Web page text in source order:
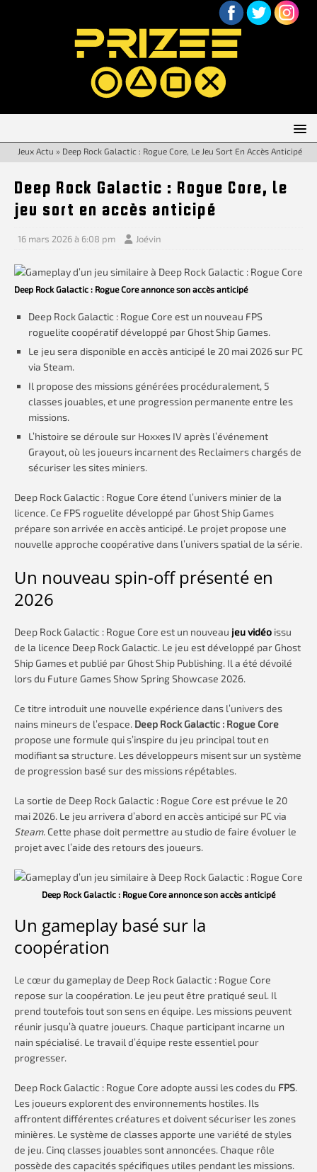
Jeux Actu » Deep Rock Galactic : Rogue Core, Le Jeu Sort En Accès Anticipé
Deep Rock Galactic : Rogue Core, le
jeu sort en accès anticipé
16 mars 2026 à 6:08 pm Joévin
Deep Rock Galactic : Rogue Core annonce son accès anticipé
Deep Rock Galactic : Rogue Core est un nouveau FPS
roguelite coopératif développé par Ghost Ship Games.
Le jeu sera disponible en accès anticipé le 20 mai 2026 sur PC
via Steam.
Il propose des missions générées procéduralement, 5
classes jouables, et une progression permanente entre les
missions.
L’histoire se déroule sur Hoxxes IV après l’événement
Grayout, où les joueurs incarnent des Reclaimers chargés de
sécuriser les sites miniers.
Deep Rock Galactic : Rogue Core étend l’univers minier de la
licence. Ce FPS roguelite développé par Ghost Ship Games
prépare son arrivée en accès anticipé. Le projet propose une
nouvelle approche coopérative dans l’univers spatial de la série.
Un nouveau spin-off présenté en
2026
Deep Rock Galactic : Rogue Core est un nouveau jeu vidéo issu
de la licence Deep Rock Galactic. Le jeu est développé par Ghost
Ship Games et publié par Ghost Ship Publishing. Il a été dévoilé
lors du Future Games Show Spring Showcase 2026.
Ce titre introduit une nouvelle expérience dans l’univers des
nains mineurs de l’espace. Deep Rock Galactic : Rogue Core
propose une formule qui s’inspire du jeu principal tout en
modifiant sa structure. Les développeurs misent sur un système
de progression basé sur des missions répétables.
La sortie de Deep Rock Galactic : Rogue Core est prévue le 20
mai 2026. Le jeu arrivera d’abord en accès anticipé sur PC via
Steam. Cette phase doit permettre au studio de faire évoluer le
projet avec l’aide des retours des joueurs.
Deep Rock Galactic : Rogue Core annonce son accès anticipé
Un gameplay basé sur la
coopération
Le cœur du gameplay de Deep Rock Galactic : Rogue Core
repose sur la coopération. Le jeu peut être pratiqué seul. Il
prend toutefois tout son sens en équipe. Les missions peuvent
réunir jusqu’à quatre joueurs. Chaque participant incarne un
nain spécialisé. Le travail d’équipe reste essentiel pour
progresser.
Deep Rock Galactic : Rogue Core adopte aussi les codes du FPS.
Les joueurs explorent des environnements hostiles. Ils
affrontent différentes créatures et doivent sécuriser les zones
minières. Le système de classes apporte une variété de styles
de jeu. Cinq classes jouables sont annoncées. Chaque rôle
possède des capacités spécifiques utiles pendant les missions.